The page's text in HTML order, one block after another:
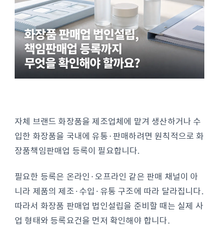
자체 브랜드 화장품을 제조업체에 맡겨 생산하거나 수
입한 화장품을 국내에 유통·판매하려면 원칙적으로 화
장품책임판매업 등록이 필요합니다.
필요한 등록은 온라인·오프라인 같은 판매 채널이 아
니라 제품의 제조·수입·유통 구조에 따라 달라집니다.
따라서 화장품 판매업 법인설립을 준비할 때는 실제 사
업 형태와 등록요건을 먼저 확인해야 합니다.